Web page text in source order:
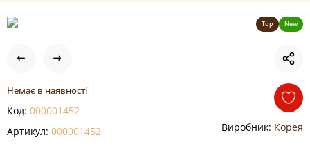
Top New
Немає в наявності
Код: 000001452
Артикул: 000001452 Виробник: Корея